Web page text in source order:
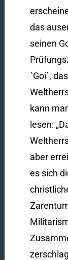
das
seinen
´Goi`,
kann
lesen:
aber
es sich